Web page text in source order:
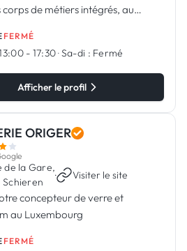
corps de métiers intégrés, au
FERMÉ
- 17:30·Sa-di : Fermé
Afficher le profil
ORIGER
de la Gare,
Schieren
· Visiter le site
concepteur de verre et
au Luxembourg
FERMÉ